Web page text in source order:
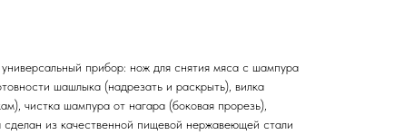
прибор: нож для снятия мяса с шампура
шашлыка (надрезать и раскрыть), вилка
чистка шампура от нагара (боковая прорезь),
сделан из качественной пищевой нержавеющей стали